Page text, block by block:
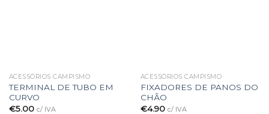
ACESSÓRIOS CAMPISMO
TERMINAL DE TUBO EM
CURVO
€5.00 c/ IVA
ACESSÓRIOS CAMPISMO
FIXADORES DE PANOS DO
CHÃO
€4.90 c/ IVA